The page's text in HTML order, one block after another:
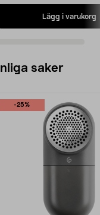
Lägg i varukorg
saker
-25%